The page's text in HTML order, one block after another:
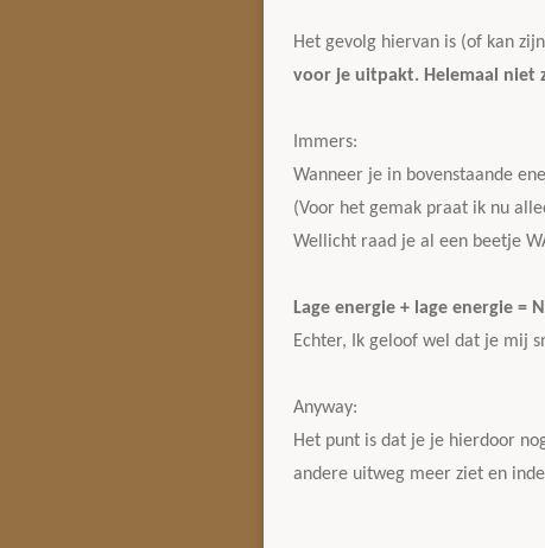
Het gevolg hiervan is (of kan
voor je uitpakt. Helemaal niet
Immers:
Wanneer je in bovenstaande
(Voor het gemak praat ik nu
Wellicht raad je al een beetje
Lage energie + lage energie =
Echter, Ik geloof wel dat je mij
Anyway:
Het punt is dat je je hierdoor
andere uitweg meer ziet en